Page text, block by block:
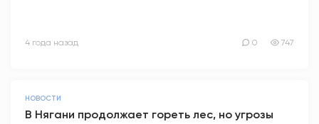
4 года назад 0 747
НОВОСТИ
В Нягани продолжает гореть лес, но угрозы